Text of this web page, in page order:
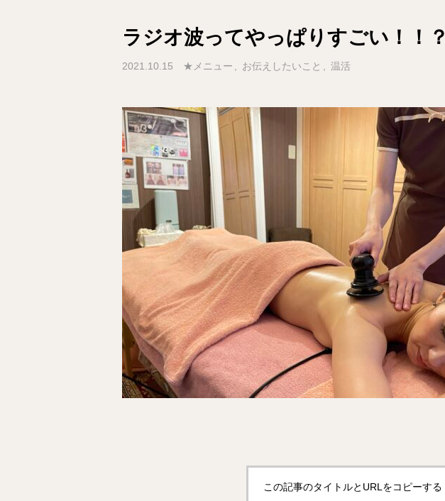
ラジオ波ってやっぱりすごい！！？
2021.10.15 ★メニュー お伝えしたいこと 温活
この記事のタイトルとURLをコピーする